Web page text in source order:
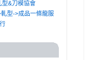
型&刀模協會
型->成品一條龍服